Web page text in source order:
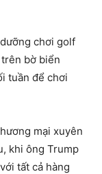
chơi golf
bờ biển
tuần để chơi
mại xuyên
khi ông Trump
tất cả hàng